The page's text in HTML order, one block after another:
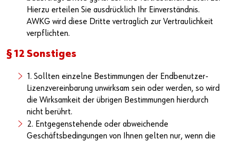
Hierzu erteilen Sie ausdrücklich Ihr Einverständnis.
AWKG wird diese Dritte vertraglich zur Vertraulichkeit
verpflichten.
§ 12 Sonstiges
1. Sollten einzelne Bestimmungen der Endbenutzer-
Lizenzvereinbarung unwirksam sein oder werden, so wird
die Wirksamkeit der übrigen Bestimmungen hierdurch
nicht berührt.
2. Entgegenstehende oder abweichende
Geschäftsbedingungen von Ihnen gelten nur, wenn die